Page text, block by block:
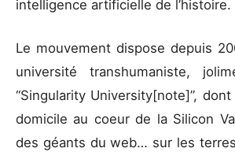
intelligence artificielle de l’histoire.
Le mouvement dispose depuis
université transhumaniste,
“Singularity University[note]”,
domicile au coeur de la Silicon
des géants du web… sur les